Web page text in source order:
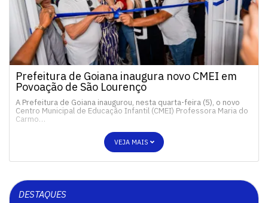
Prefeitura de Goiana inaugura novo CMEI em
Povoação de São Lourenço
A Prefeitura de Goiana inaugurou, nesta quarta-feira (5), o novo
Centro Municipal de Educação Infantil (CMEI) Professora Maria do
Carmo…
VEJA MAIS
DESTAQUES